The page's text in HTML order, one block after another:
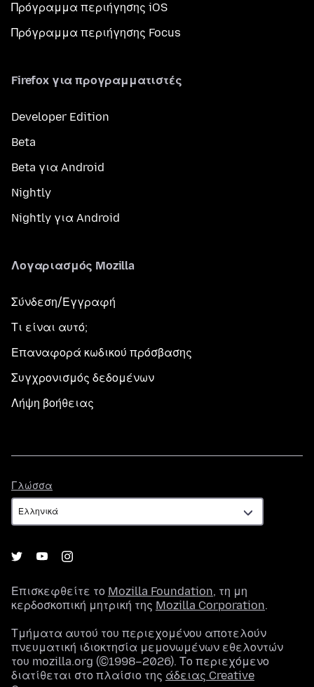
Πρόγραμμα περιήγησης iOS
Πρόγραμμα περιήγησης Focus
Firefox για προγραμματιστές
Developer Edition
Beta
Beta για Android
Nightly
Nightly για Android
Λογαριασμός Mozilla
Σύνδεση/Εγγραφή
Τι είναι αυτό;
Επαναφορά κωδικού πρόσβασης
Συγχρονισμός δεδομένων
Λήψη βοήθειας
Γλώσσα
Επισκεφθείτε το Mozilla Foundation, τη μη
κερδοσκοπική μητρική της Mozilla Corporation.
Τμήματα αυτού του περιεχομένου αποτελούν
πνευματική ιδιοκτησία μεμονωμένων εθελοντών
του mozilla.org (©1998–2026). Το περιεχόμενο
διατίθεται στο πλαίσιο της άδειας Creative